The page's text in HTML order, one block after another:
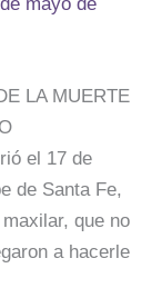
LA MUERTE
el 17 de
de Santa Fe,
que no
a hacerle